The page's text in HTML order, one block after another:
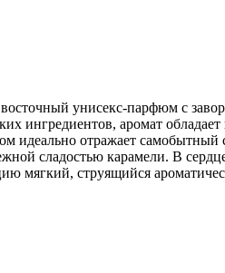
унисекс-парфюм с
ингредиентов, аромат
идеально отражает самобытный
сладостью карамели. В
мягкий, струящийся